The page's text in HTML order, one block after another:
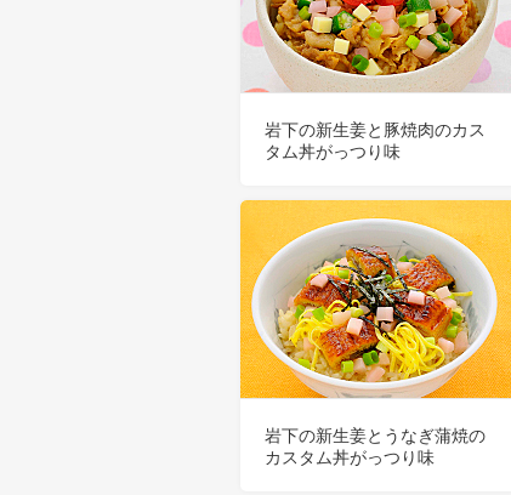
岩下の新生姜と豚焼肉のカス
タム丼がっつり味
岩下の新生姜とうなぎ蒲焼の
カスタム丼がっつり味